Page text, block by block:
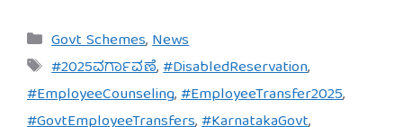
Categories
Govt Schemes,News
Tags
#2025ವರ್ಗಾವಣೆ,#DisabledReservation,
#EmployeeCounseling,#EmployeeTransfer2025,